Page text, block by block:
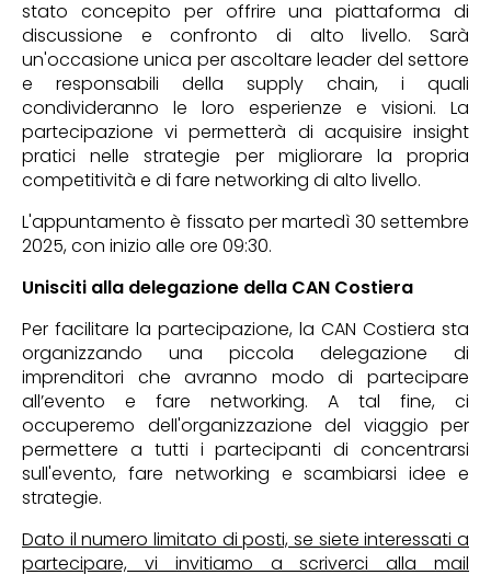
stato concepito per offrire una piattaforma di
discussione e confronto di alto livello. Sarà
un'occasione unica per ascoltare leader del settore
e responsabili della supply chain, i quali
condivideranno le loro esperienze e visioni. La
partecipazione vi permetterà di acquisire insight
pratici nelle strategie per migliorare la propria
competitività e di fare networking di alto livello.
L'appuntamento è fissato per martedì 30 settembre
2025, con inizio alle ore 09:30.
Unisciti alla delegazione della CAN Costiera
Per facilitare la partecipazione, la CAN Costiera sta
organizzando una piccola delegazione di
imprenditori che avranno modo di partecipare
all’evento e fare networking. A tal fine, ci
occuperemo dell'organizzazione del viaggio per
permettere a tutti i partecipanti di concentrarsi
sull'evento, fare networking e scambiarsi idee e
strategie.
Dato il numero limitato di posti, se siete interessati a
partecipare, vi invitiamo a scriverci alla mail